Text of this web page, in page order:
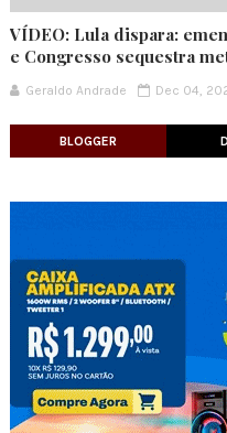
VÍDEO: Lula dispara:
e Congresso sequestra
Geraldo Andrade Dec 04,
BLOGGER